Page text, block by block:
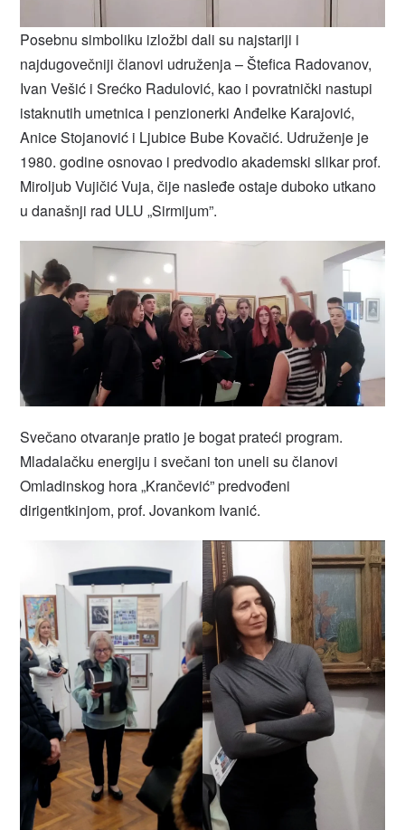
Posebnu simboliku izložbi dali su najstariji i
najdugovečniji članovi udruženja – Štefica Radovanov,
Ivan Vešić i Srećko Radulović, kao i povratnički nastupi
istaknutih umetnica i penzionerki Anđelke Karajović,
Anice Stojanović i Ljubice Bube Kovačić. Udruženje je
1980. godine osnovao i predvodio akademski slikar prof.
Miroljub Vujičić Vuja, čije nasleđe ostaje duboko utkano
u današnji rad ULU „Sirmijum”.
Svečano otvaranje pratio je bogat prateći program.
Mladalačku energiju i svečani ton uneli su članovi
Omladinskog hora „Krančević” predvođeni
dirigentkinjom, prof. Jovankom Ivanić.